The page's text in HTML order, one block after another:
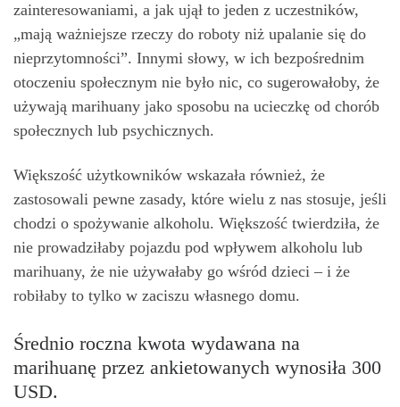
zainteresowaniami, a jak ujął to jeden z uczestników,
„mają ważniejsze rzeczy do roboty niż upalanie się do
nieprzytomności”. Innymi słowy, w ich bezpośrednim
otoczeniu społecznym nie było nic, co sugerowałoby, że
używają marihuany jako sposobu na ucieczkę od chorób
społecznych lub psychicznych.
Większość użytkowników wskazała również, że
zastosowali pewne zasady, które wielu z nas stosuje, jeśli
chodzi o spożywanie alkoholu. Większość twierdziła, że ​​
nie prowadziłaby pojazdu pod wpływem alkoholu lub
marihuany, że nie używałaby go wśród dzieci – i że
robiłaby to tylko w zaciszu własnego domu.
Średnio roczna kwota wydawana na
marihuanę przez ankietowanych wynosiła 300
USD.